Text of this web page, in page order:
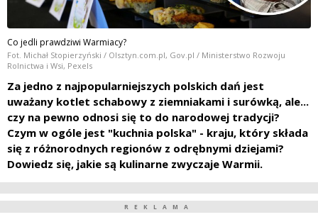
Co jedli prawdziwi Warmiacy?
Fot. Michał Stopierzyński / Olsztyn.com.pl, Gov.pl / Ministerstwo Rozwoju
Rolnictwa i Wsi, Pexels
Za jedno z najpopularniejszych polskich dań jest
uważany kotlet schabowy z ziemniakami i surówką, ale...
czy na pewno odnosi się to do narodowej tradycji?
Czym w ogóle jest "kuchnia polska" - kraju, który składa
się z różnorodnych regionów z odrębnymi dziejami?
Dowiedz się, jakie są kulinarne zwyczaje Warmii.
REKLAMA